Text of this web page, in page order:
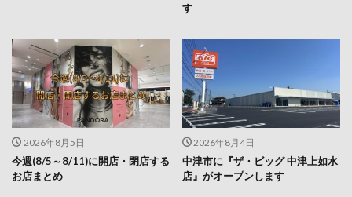
す
2026年8月5日
今週(8/5～8/11)に開店・閉店する
お店まとめ
2026年8月4日
中津市に『ザ・ビッグ 中津上如水
店』がオープンします